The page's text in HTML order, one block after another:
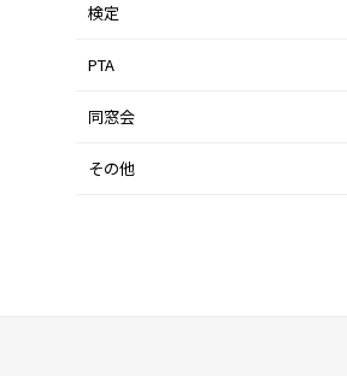
集中研修（総合探究科）
検定
PTA
同窓会
その他